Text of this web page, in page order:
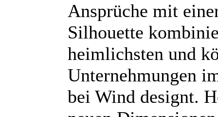
Ansprüche mit
Silhouette
heimlichsten und
Unternehmungen
bei Wind designt.